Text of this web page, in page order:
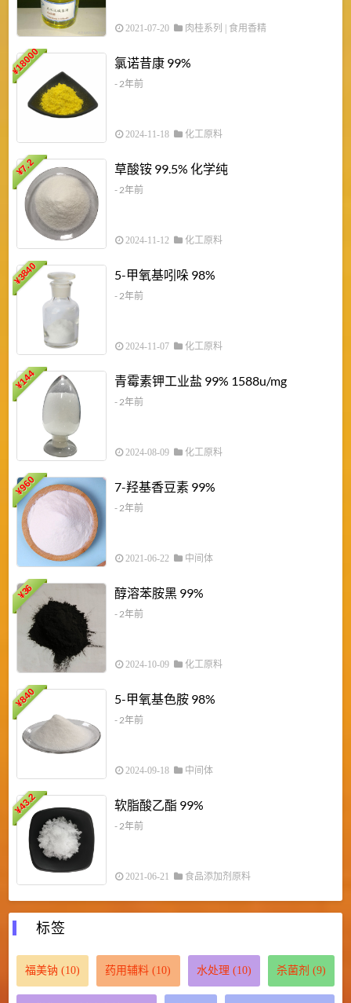
2021-07-20 肉桂系列 食用香精
¥
18000 氯诺昔康 99%
- 2年前
2024-11-18 化工原料
¥
7.2 草酸铵 99.5% 化学纯
- 2年前
2024-11-12 化工原料
¥
3840 5-甲氧基吲哚 98%
- 2年前
2024-11-07 化工原料
¥
144 青霉素钾工业盐 99% 1588u/mg
- 2年前
2024-08-09 化工原料
¥
960 7-羟基香豆素 99%
- 2年前
2021-06-22 中间体
¥
36 醇溶苯胺黑 99%
- 2年前
2024-10-09 化工原料
¥
840 5-甲氧基色胺 98%
- 2年前
2024-09-18 中间体
¥
43.2 软脂酸乙酯 99%
- 2年前
2021-06-21 食品添加剂原料
标签
福美钠 (10) 药用辅料 (10) 水处理 (10) 杀菌剂 (9)